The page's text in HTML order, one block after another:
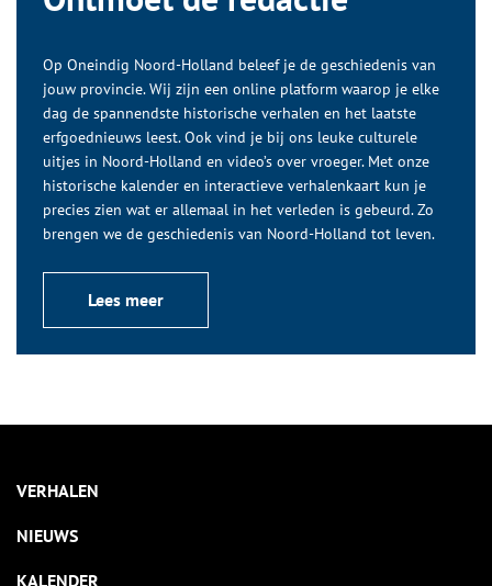
Op Oneindig Noord-Holland beleef je de geschiedenis van
jouw provincie. Wij zijn een online platform waarop je elke
dag de spannendste historische verhalen en het laatste
erfgoednieuws leest. Ook vind je bij ons leuke culturele
uitjes in Noord-Holland en video’s over vroeger. Met onze
historische kalender en interactieve verhalenkaart kun je
precies zien wat er allemaal in het verleden is gebeurd. Zo
brengen we de geschiedenis van Noord-Holland tot leven.
Lees meer
VERHALEN
NIEUWS
KALENDER